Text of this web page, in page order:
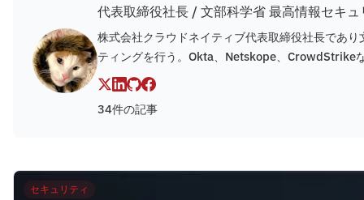
代表取締役社長 / 文部科学省 最高情報セキ
株式会社クラウドネイティブ代表取締役社長であ
ティングを行う。Okta、Netskope、CrowdStrike
34件の記事
セキュリティ